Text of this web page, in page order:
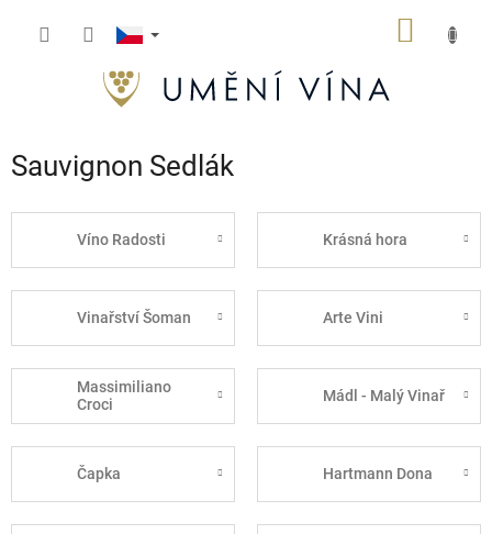
Sauvignon Sedlák
Víno Radosti Krásná hora
Vinařství Šoman Arte Vini
Massimiliano
Croci
Mádl - Malý Vinař
Čapka Hartmann Dona